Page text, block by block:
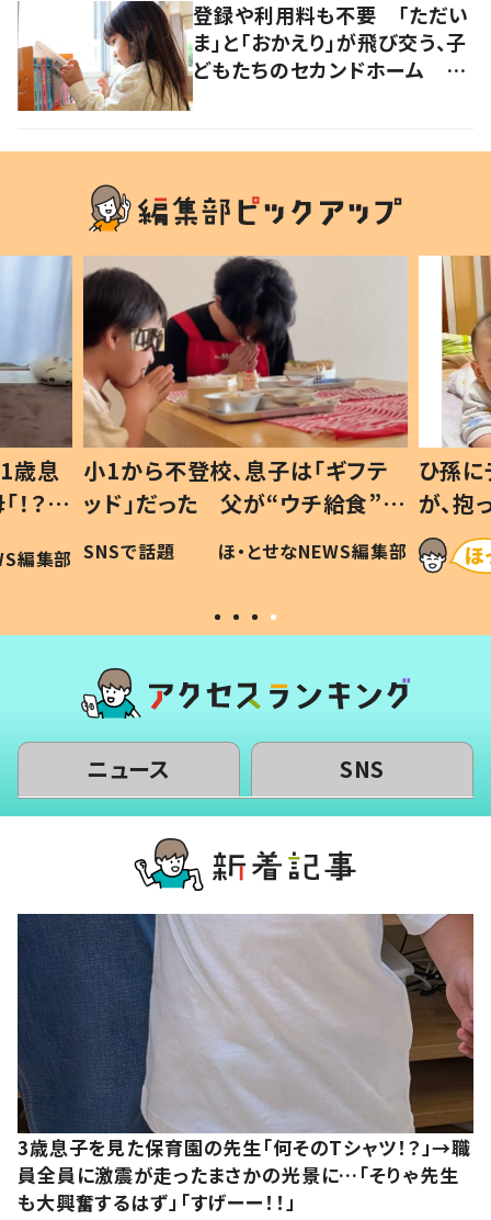
登録や利用料も不要 「ただい
ま」と「おかえり」が飛び交う、子
どもたちのセカンドホーム 岡
歳息
？」
編集部
小1から不登校、息子は「ギフテ
ッド」だった 父が“ウチ給食”を
作り続ける理由とは #令和の親
#令和の子
SNSで話題 ほ・とせなNEWS編集部
ひ孫
が、
「涙が
い」
ニュース SNS
3歳息子を見た保育園の先生「何そのTシャツ！？」→職
員全員に激震が走ったまさかの光景に…「そりゃ先生
も大興奮するはず」「すげーー！！」